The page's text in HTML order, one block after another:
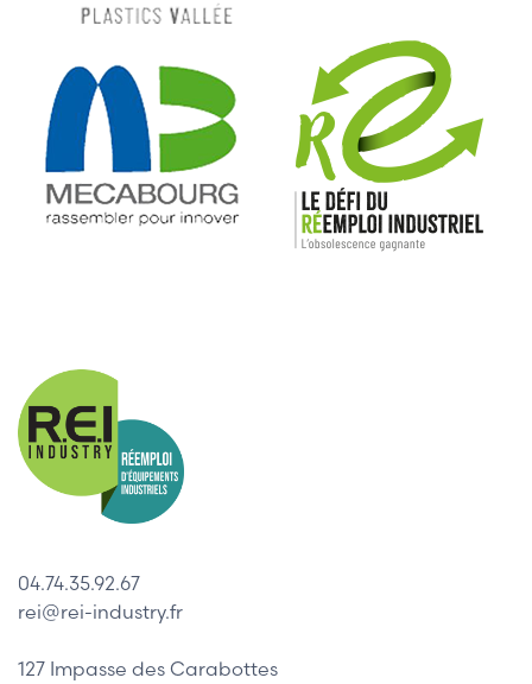
04.74.35.92.67
rei@rei-industry.fr
127 Impasse des Carabottes